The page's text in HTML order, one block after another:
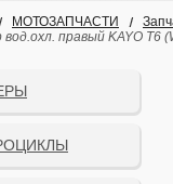
МОТОЗАПЧАСТИ
правый KAYO Т6